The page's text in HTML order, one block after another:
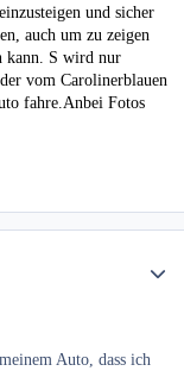
und sicher
auch um zu zeigen
kann. S wird nur
vom Carolinerblauen
fahre.Anbei Fotos
Auto, dass ich